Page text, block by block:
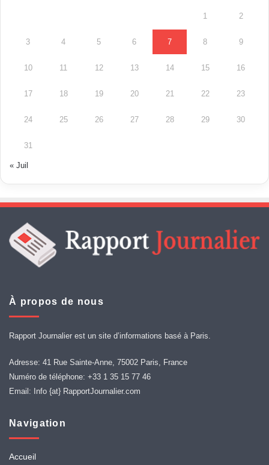
1 2
3 4 5 6 7 8 9
10 11 12 13 14 15 16
17 18 19 20 21 22 23
24 25 26 27 28 29 30
31
« Juil
À propos de nous
Rapport Journalier est un site d’informations basé à Paris.
Adresse: 41 Rue Sainte-Anne, 75002 Paris, France
Numéro de téléphone: +33 1 35 15 77 46
Email: Info {at} RapportJournalier.com
Navigation
Accueil